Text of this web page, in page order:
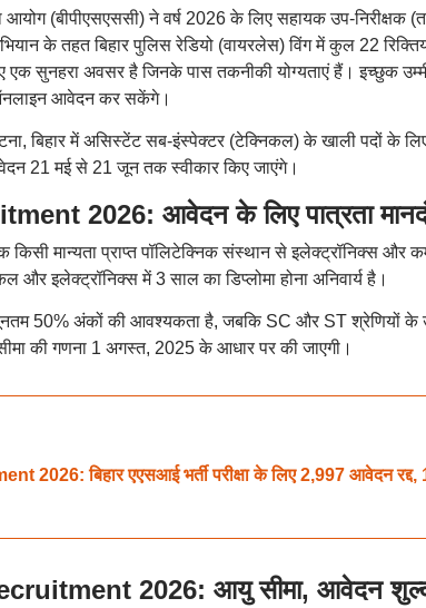
(बीपीएसएससी) ने वर्ष 2026 के लिए सहायक उप-निरीक्षक
के तहत बिहार पुलिस रेडियो (वायरलेस) विंग में कुल 22
सुनहरा अवसर है जिनके पास तकनीकी योग्यताएं हैं। इच्छुक
आवेदन कर सकेंगे।
बिहार में असिस्टेंट सब-इंस्पेक्टर (टेक्निकल) के खाली पदों के लिए
21 मई से 21 जून तक स्वीकार किए जाएंगे।
2026: आवेदन के लिए पात्रता
किसी मान्यता प्राप्त पॉलिटेक्निक संस्थान से इलेक्ट्रॉनिक्स और
इलेक्ट्रॉनिक्स में 3 साल का डिप्लोमा होना अनिवार्य है।
50% अंकों की आवश्यकता है, जबकि SC और ST श्रेणियों के
की गणना 1 अगस्त, 2025 के आधार पर की जाएगी।
2026: बिहार एएसआई भर्ती परीक्षा के लिए 2,997 आवेदन रद्द,
2026: आयु सीमा, आवेदन